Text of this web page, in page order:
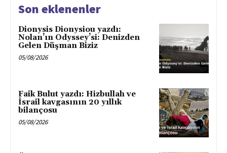
Son eklenenler
Dionysis Dionysiou yazdı:
Nolan’ın Odyssey’si: Denizden
Gelen Düşman Biziz
05/08/2026
Faik Bulut yazdı: Hizbullah ve
İsrail kavgasının 20 yıllık
bilançosu
05/08/2026